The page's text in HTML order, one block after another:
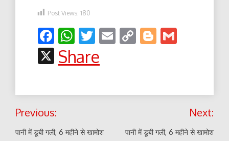
Post Views: 180
Facebook
WhatsApp
Twitter
EmailCopyBlogger
X
Share
Post
navigation
Previous:
पानी में डूबी गली, 6 महीने से खामोश
Next:
पानी में डूबी गली, 6 महीने से खामोश